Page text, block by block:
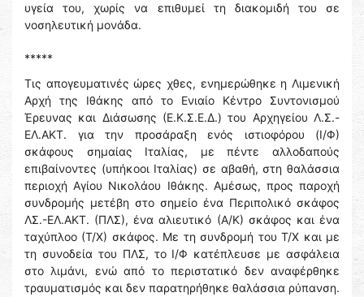
υγεία του, χωρίς να επιθυμεί τη διακομιδή του σε
νοσηλευτική μονάδα.
*****
Τις απογευματινές ώρες χθες, ενημερώθηκε η Λιμενική
Αρχή της Ιθάκης από το Ενιαίο Κέντρο Συντονισμού
Έρευνας και Διάσωσης (Ε.Κ.Σ.Ε.Δ.) του Αρχηγείου Λ.Σ.-
ΕΛ.ΑΚΤ. για την προσάραξη ενός ιστιοφόρου (Ι/Φ)
σκάφους σημαίας Ιταλίας, με πέντε αλλοδαπούς
επιβαίνοντες (υπήκοοι Ιταλίας) σε αβαθή, στη θαλάσσια
περιοχή Αγίου Νικολάου Ιθάκης. Αμέσως, προς παροχή
συνδρομής μετέβη στο σημείο ένα Περιπολικό σκάφος
ΛΣ.-ΕΛ.ΑΚΤ. (ΠΛΣ), ένα αλιευτικό (Α/Κ) σκάφος και ένα
ταχύπλοο (Τ/Χ) σκάφος. Με τη συνδρομή του Τ/Χ και με
τη συνοδεία του ΠΛΣ, το Ι/Φ κατέπλευσε με ασφάλεια
στο λιμάνι, ενώ από το περιστατικό δεν αναφέρθηκε
τραυματισμός και δεν παρατηρήθηκε θαλάσσια ρύπανση.